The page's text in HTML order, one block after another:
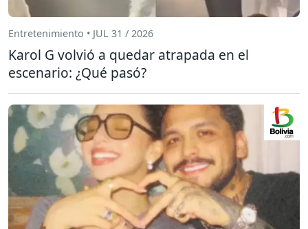
Entretenimiento • JUL 31 / 2026
Karol G volvió a quedar atrapada en el
escenario: ¿Qué pasó?